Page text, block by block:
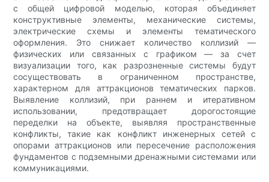
с общей цифровой моделью, которая объединяет
конструктивные элементы, механические системы,
электрические схемы и элементы тематического
оформления. Это снижает количество коллизий —
физических или связанных с графиком — за счет
визуализации того, как разрозненные системы будут
сосуществовать в ограниченном пространстве,
характерном для аттракционов тематических парков.
Выявление коллизий, при раннем и итеративном
использовании, предотвращает дорогостоящие
переделки на объекте, выявляя пространственные
конфликты, такие как конфликт инженерных сетей с
опорами аттракционов или пересечение расположения
фундаментов с подземными дренажными системами или
коммуникациями.